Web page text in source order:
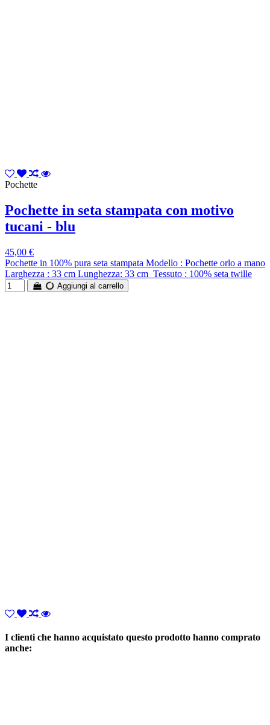
Pochette
Pochette in seta stampata con motivo
tucani - blu
45,00 €
Pochette in 100% pura seta stampata Modello : Pochette orlo a mano
Larghezza : 33 cm Lunghezza: 33 cm Tessuto : 100% seta twille
Aggiungi al carrello
I clienti che hanno acquistato questo prodotto hanno comprato
anche: